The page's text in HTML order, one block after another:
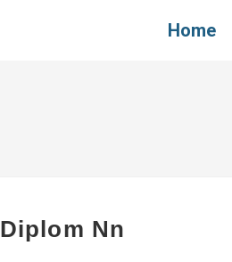
Home
Diplom Nn